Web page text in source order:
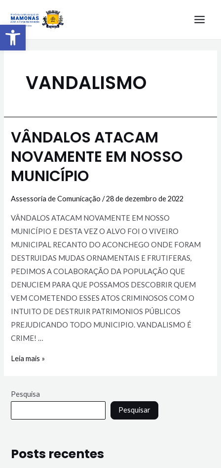
Barra de Ferramentas Aberta
VANDALISMO
VÂNDALOS ATACAM
NOVAMENTE EM NOSSO
MUNICÍPIO
Assessoria de Comunicação /28 de dezembro de 2022
VÂNDALOS ATACAM NOVAMENTE EM NOSSO
MUNICÍPIO E DESTA VEZ O ALVO FOI O VIVEIRO
MUNICIPAL RECANTO DO ACONCHEGO ONDE FORAM
DESTRUIDAS MUDAS ORNAMENTAIS E FRUTIFERAS,
PEDIMOS A COLABORAÇÃO DA POPULAÇÃO QUE
DENUCIEM PARA QUE POSSAMOS DESCOBRIR QUEM
VEM COMETENDO ESSES ATOS CRIMINOSOS COM O
INTUITO DE DESTRUIR PATRIMONIOS PÚBLICOS
PREJUDICANDO TODO MUNICIPIO. VANDALISMO É
CRIME! …
Leia mais »
Pesquisa
Pesquisar
Posts recentes